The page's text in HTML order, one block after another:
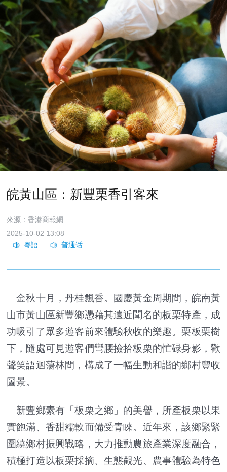
皖黃山區：新豐栗香引客來
來源：香港商報網
2025-10-02 13:08
金秋十月，丹桂飄香。國慶黃金周期間，皖南黃
山市黃山區新豐鄉憑藉其遠近聞名的板栗特產，成
功吸引了眾多遊客前來體驗秋收的樂趣。栗板栗樹
下，隨處可見遊客們彎腰撿拾板栗的忙碌身影，歡
聲笑語迴蕩林間，構成了一幅生動和諧的鄉村豐收
圖景。
新豐鄉素有「板栗之鄉」的美譽，所產板栗以果
實飽滿、香甜糯軟而備受青睞。近年來，該鄉緊緊
圍繞鄉村振興戰略，大力推動農旅產業深度融合，
積極打造以板栗採摘、生態觀光、農事體驗為特色